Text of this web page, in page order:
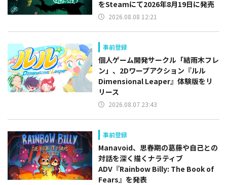
をSteamにて2026年8月19日に発売
2026.08.08 12:21
事前登録
個人ゲーム開発サークル「結雨木フレ
ン」、2Dワープアクション『ルル
Dimensional Leaper』体験版をリ
リース
2026.08.07 23:43
事前登録
Manavoid、思春期の葛藤や自己との
対話を深く描くナラティブ
ADV『Rainbow Billy: The Book of
Fears』を発表